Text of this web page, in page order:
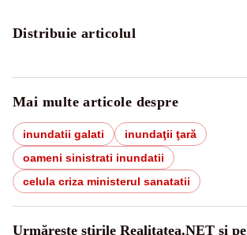
Distribuie articolul
Mai multe articole despre
inundatii galati
inundaţii ţară
oameni sinistrati inundatii
celula criza ministerul sanatatii
Urmărește știrile Realitatea.NET și pe